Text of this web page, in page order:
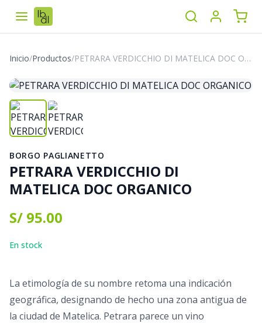
Inicio/Productos/ PETRARA VERDICCHIO DI MATELICA DOC ORGANICO
BORGO PAGLIANETTO
PETRARA VERDICCHIO DI
MATELICA DOC ORGANICO
S/ 95.00
En stock
La etimología de su nombre retoma una indicación
geográfica, designando de hecho una zona antigua de
la ciudad de Matelica. Petrara parece un vino